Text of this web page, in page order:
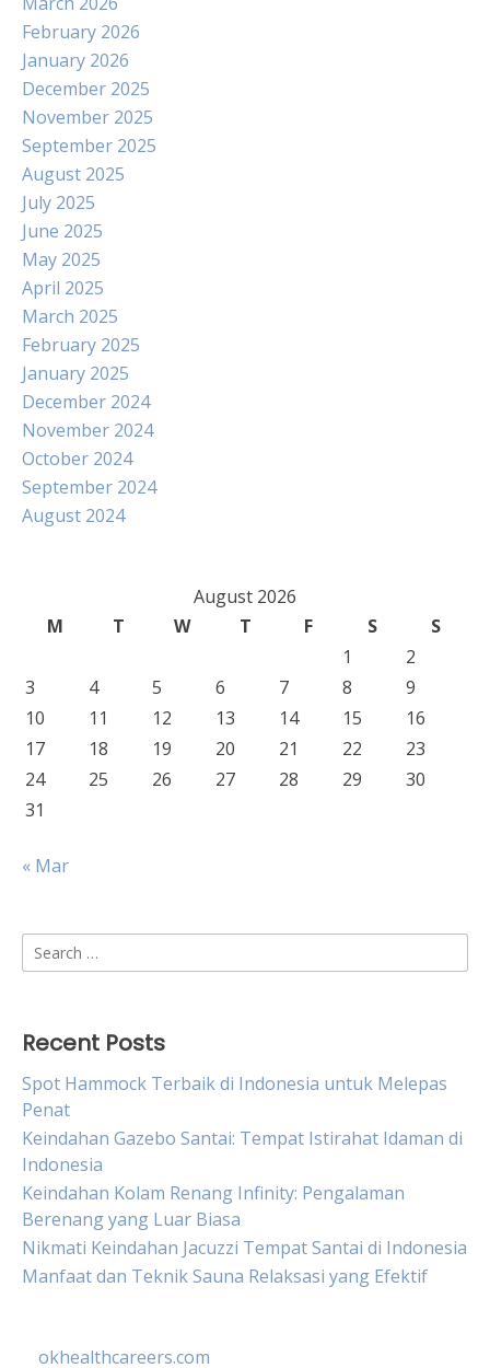
February 2026
January 2026
December 2025
November 2025
September 2025
August 2025
July 2025
June 2025
May 2025
April 2025
March 2025
February 2025
January 2025
December 2024
November 2024
October 2024
September 2024
August 2024
August 2026
M
T W T F S
S
1
2
3
4 5 6 7 8
9
10
11 12 13 14 15
16
17
18 19 20 21 22
23
24
25 26 27 28 29
30
31
« Mar
Search
for:
Recent Posts
Spot Hammock Terbaik di Indonesia untuk Melepas
Penat
Keindahan Gazebo Santai: Tempat Istirahat Idaman di
Indonesia
Keindahan Kolam Renang Infinity: Pengalaman
Berenang yang Luar Biasa
Nikmati Keindahan Jacuzzi Tempat Santai di Indonesia
Manfaat dan Teknik Sauna Relaksasi yang Efektif
okhealthcareers.com